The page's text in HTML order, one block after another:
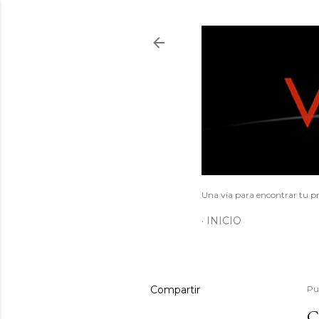
Una vía para encontrar tu
INICIO
Compartir